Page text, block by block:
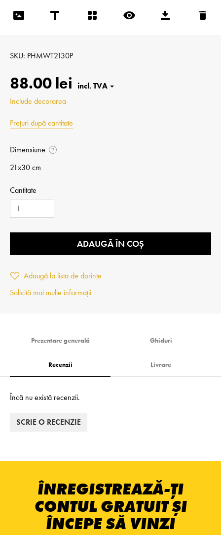
SKU PHMWT2130P
88.00 lei
Include decorarea
Prețuri după cantitate
Dimensiune ?
21x30 cm
Cantitate
ADAUGĂ ÎN COȘ
Adaugă la lista de dorințe
Solicită mai multe informații
Prezentare generală Ghiduri
Recenzii Livrare
Încă nu există recenzii.
SCRIE O RECENZIE
ÎNREGISTREAZĂ-ȚI
CONTUL GRATUIT ȘI
ÎNCEPE SĂ VINZI